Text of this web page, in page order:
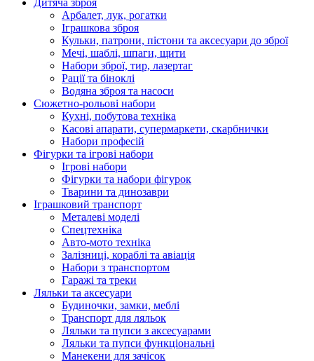
Дитяча зброя
Арбалет, лук, рогатки
Іграшкова зброя
Кульки, патрони, пістони та аксесуари до зброї
Мечі, шаблі, шпаги, щити
Набори зброї, тир, лазертаг
Рації та біноклі
Водяна зброя та насоси
Сюжетно-рольові набори
Кухні, побутова техніка
Касові апарати, супермаркети, скарбнички
Набори професій
Фігурки та ігрові набори
Ігрові набори
Фігурки та набори фігурок
Тварини та динозаври
Іграшковий транспорт
Металеві моделі
Спецтехніка
Авто-мото техніка
Залізниці, кораблі та авіація
Набори з транспортом
Гаражі та треки
Ляльки та аксесуари
Будиночки, замки, меблі
Транспорт для ляльок
Ляльки та пупси з аксесуарами
Ляльки та пупси функціональні
Манекени для зачісок